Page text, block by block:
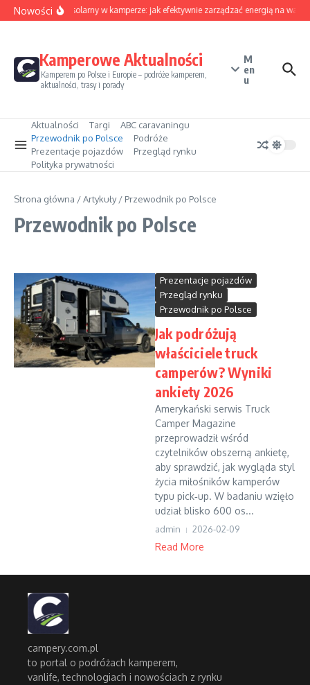
Przejdź do treści
NowościSezon solarny w kamperze: jak efektywnie zarządzać energią na
Kamperowe Aktualności
Kamperem po Polsce i Europie – podróże kamperem,
aktualności, trasy i porady
M
en
u
Aktualności Targi
ABC caravaningu
Przewodnik po Polsce
Podróże
Prezentacje pojazdów
Przegląd rynku
Polityka prywatności
Strona główna /Artykuły/ Przewodnik po Polsce
Przewodnik po Polsce
Prezentacje pojazdów
Przegląd rynku
Przewodnik po Polsce
Jak podróżują
właściciele truck
camperów? Wyniki
ankiety 2026
Amerykański serwis Truck
Camper Magazine
przeprowadził wśród
czytelników obszerną ankietę,
aby sprawdzić, jak wygląda styl
życia miłośników kamperów
typu pick‑up. W badaniu wzięło
udział blisko 600 os...
admin 2026-02-09
Read More
campery.com.pl
to portal o podróżach kamperem,
vanlife, technologiach i nowościach z rynku